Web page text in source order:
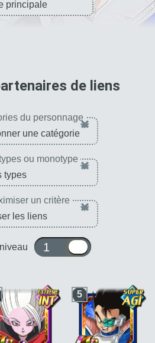
de liens
du personnage×
ou monotype ×
un critère ×
1 ou 10
5